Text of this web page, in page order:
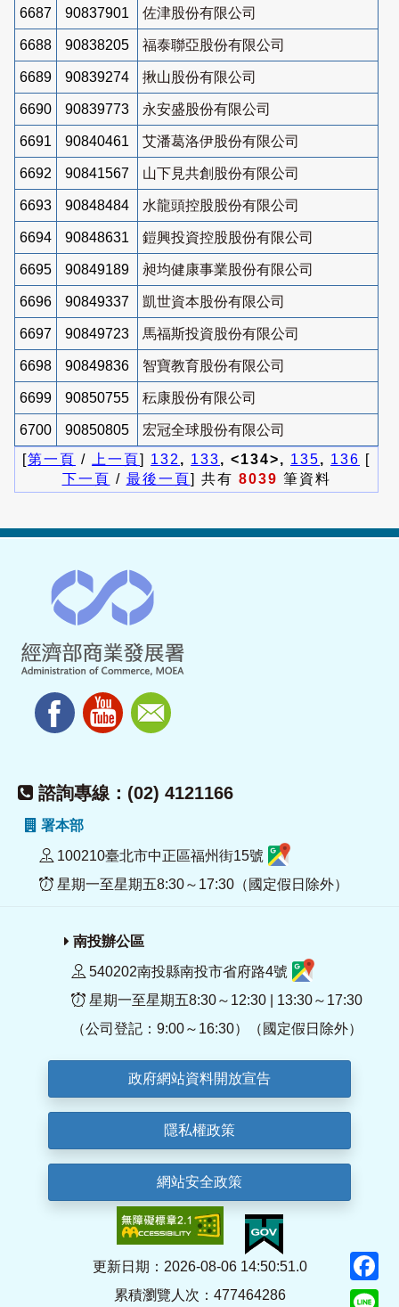
6687 90837901 佐津股份有限公司
6688 90838205 福泰聯亞股份有限公司
6689 90839274 揪山股份有限公司
6690 90839773 永安盛股份有限公司
6691 90840461 艾潘葛洛伊股份有限公司
6692 90841567 山下見共創股份有限公司
6693 90848484 水龍頭控股股份有限公司
6694 90848631 鎧興投資控股股份有限公司
6695 90849189 昶均健康事業股份有限公司
6696 90849337 凱世資本股份有限公司
6697 90849723 馬福斯投資股份有限公司
6698 90849836 智寶教育股份有限公司
6699 90850755 秐康股份有限公司
6700 90850805
宏冠全球股份有限公司
[第一頁 / 上一頁] 132 , 133, <134>, 135, 136 [
下一頁 / 最後一頁] 共有 8039 筆資料
諮詢專線：(02) 4121166
署本部
100210臺北市中正區福州街15號
星期一至星期五8:30～17:30（國定假日除外）
南投辦公區
540202南投縣南投市省府路4號
星期一至星期五8:30～12:30 | 13:30～17:30
（公司登記：9:00～16:30）（國定假日除外）
政府網站資料開放宣告
隱私權政策
網站安全政策
更新日期：2026-08-06 14:50:51.0
累積瀏覽人次：477464286